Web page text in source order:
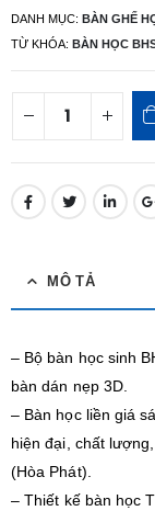
DANH MỤC: BÀN GHẾ
TỪ KHÓA: BÀN HỌC
MÔ TẢ
– Bộ bàn học sinh
bàn dán nẹp 3D.
– Bàn học liền giá
hiện đại, chất
(Hòa Phát).
– Thiết kế bàn học